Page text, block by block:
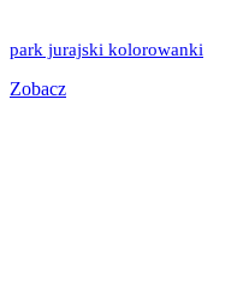
park jurajski kolorowanki
Zobacz